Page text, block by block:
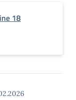
18